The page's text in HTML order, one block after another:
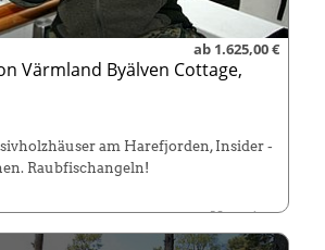
ab 1.625,00 €
Värmland Byälven Cottage,
am Harefjorden, Insider -
Raubfischangeln!
von Mai bis Ende August.Haustiere